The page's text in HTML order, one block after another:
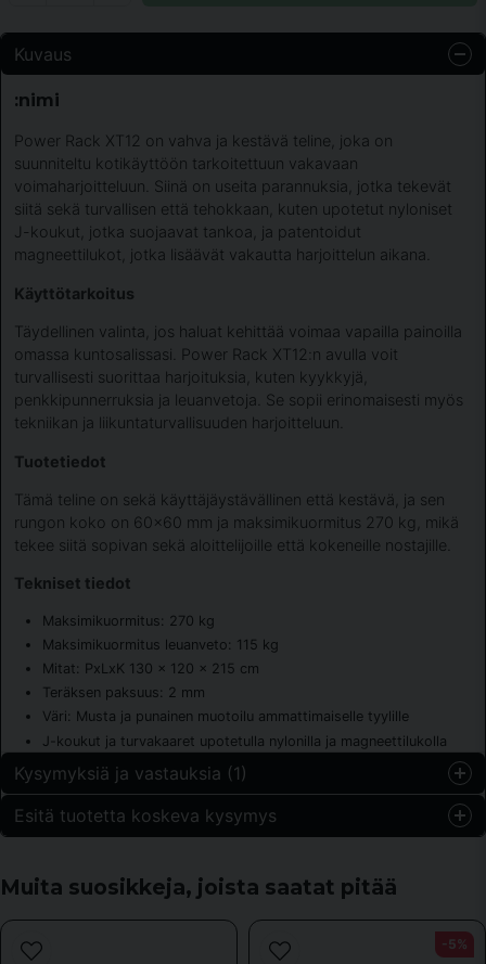
Kuvaus
:nimi
Power Rack XT12 on vahva ja kestävä teline, joka on
suunniteltu kotikäyttöön tarkoitettuun vakavaan
voimaharjoitteluun. Siinä on useita parannuksia, jotka tekevät
siitä sekä turvallisen että tehokkaan, kuten upotetut nyloniset
J-koukut, jotka suojaavat tankoa, ja patentoidut
magneettilukot, jotka lisäävät vakautta harjoittelun aikana.
Käyttötarkoitus
Täydellinen valinta, jos haluat kehittää voimaa vapailla painoilla
omassa kuntosalissasi. Power Rack XT12:n avulla voit
turvallisesti suorittaa harjoituksia, kuten kyykkyjä,
penkkipunnerruksia ja leuanvetoja. Se sopii erinomaisesti myös
tekniikan ja liikuntaturvallisuuden harjoitteluun.
Tuotetiedot
Tämä teline on sekä käyttäjäystävällinen että kestävä, ja sen
rungon koko on 60x60 mm ja maksimikuormitus 270 kg, mikä
tekee siitä sopivan sekä aloittelijoille että kokeneille nostajille.
Tekniset tiedot
Maksimikuormitus: 270 kg
Maksimikuormitus leuanveto: 115 kg
Mitat: PxLxK 130 x 120 x 215 cm
Teräksen paksuus: 2 mm
Väri: Musta ja punainen muotoilu ammattimaiselle tyylille
J-koukut ja turvakaaret upotetulla nylonilla ja magneettilukolla
Kysymyksiä ja vastauksia (1)
Esitä tuotetta koskeva kysymys
Kysy meiltä jotain tästä tuotteesta...
Muita suosikkeja, joista saatat pitää
-5%